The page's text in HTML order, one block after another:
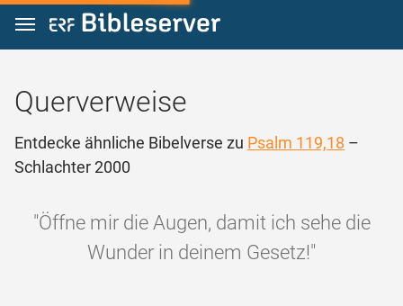
Zum Inhalt springen
Querverweise
Entdecke ähnliche Bibelverse zu Psalm 119,18 –
Schlachter 2000
"Öffne mir die Augen, damit ich sehe die
Wunder in deinem Gesetz!"